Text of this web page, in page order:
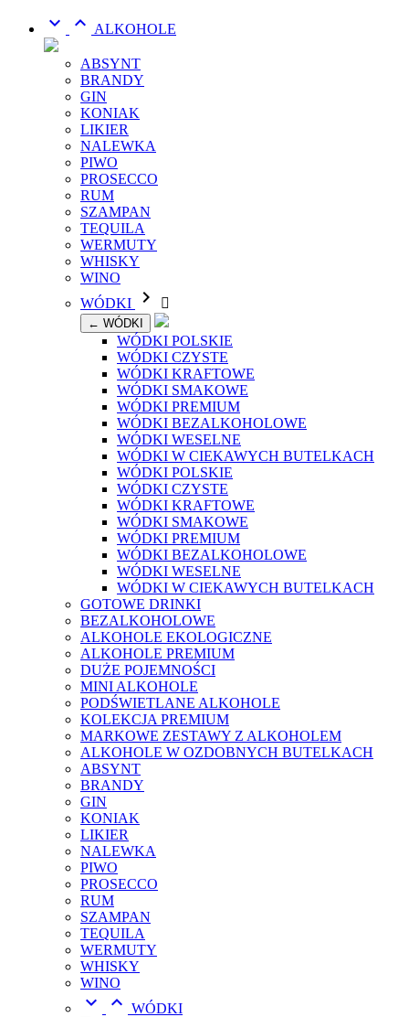
  ALKOHOLE
ABSYNT
BRANDY
GIN
KONIAK
LIKIER
NALEWKA
PIWO
PROSECCO
RUM
SZAMPAN
TEQUILA
WERMUTY
WHISKY
WINO
WÓDKI
 
← WÓDKI
WÓDKI POLSKIE
WÓDKI CZYSTE
WÓDKI KRAFTOWE
WÓDKI SMAKOWE
WÓDKI PREMIUM
WÓDKI BEZALKOHOLOWE
WÓDKI WESELNE
WÓDKI W CIEKAWYCH BUTELKACH
WÓDKI POLSKIE
WÓDKI CZYSTE
WÓDKI KRAFTOWE
WÓDKI SMAKOWE
WÓDKI PREMIUM
WÓDKI BEZALKOHOLOWE
WÓDKI WESELNE
WÓDKI W CIEKAWYCH BUTELKACH
GOTOWE DRINKI
BEZALKOHOLOWE
ALKOHOLE EKOLOGICZNE
ALKOHOLE PREMIUM
DUŻE POJEMNOŚCI
MINI ALKOHOLE
PODŚWIETLANE ALKOHOLE
KOLEKCJA PREMIUM
MARKOWE ZESTAWY Z ALKOHOLEM
ALKOHOLE W OZDOBNYCH BUTELKACH
ABSYNT
BRANDY
GIN
KONIAK
LIKIER
NALEWKA
PIWO
PROSECCO
RUM
SZAMPAN
TEQUILA
WERMUTY
WHISKY
WINO
  WÓDKI